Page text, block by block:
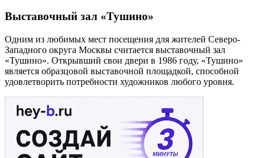
Выставочный зал «Тушино»
Одним из любимых мест посещения для жителей Северо-
Западного округа Москвы считается выставочный зал
«Тушино». Открывший свои двери в 1986 году, «Тушино»
является образцовой выставочной площадкой, способной
удовлетворить потребности художников любого уровня.